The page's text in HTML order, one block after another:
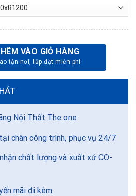
đến
khung cánh kính lùa BG0912CL
VÀO GIỎ HÀNG
Nội Thất The one
chân công trình, phục vụ 24/7
chất lượng và xuất xứ CO-
mãi đi kèm